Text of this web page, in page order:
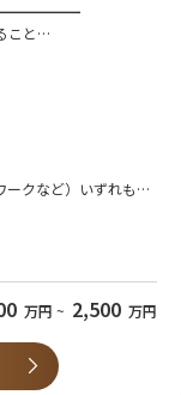
めて高いハイブリッ
ができます。
自ら定義し、形にし
技術の融合を体感で
こと
ることができる
までのEnd to End支
クなど）いずれも応
る方万円 ~ 2,500 万円